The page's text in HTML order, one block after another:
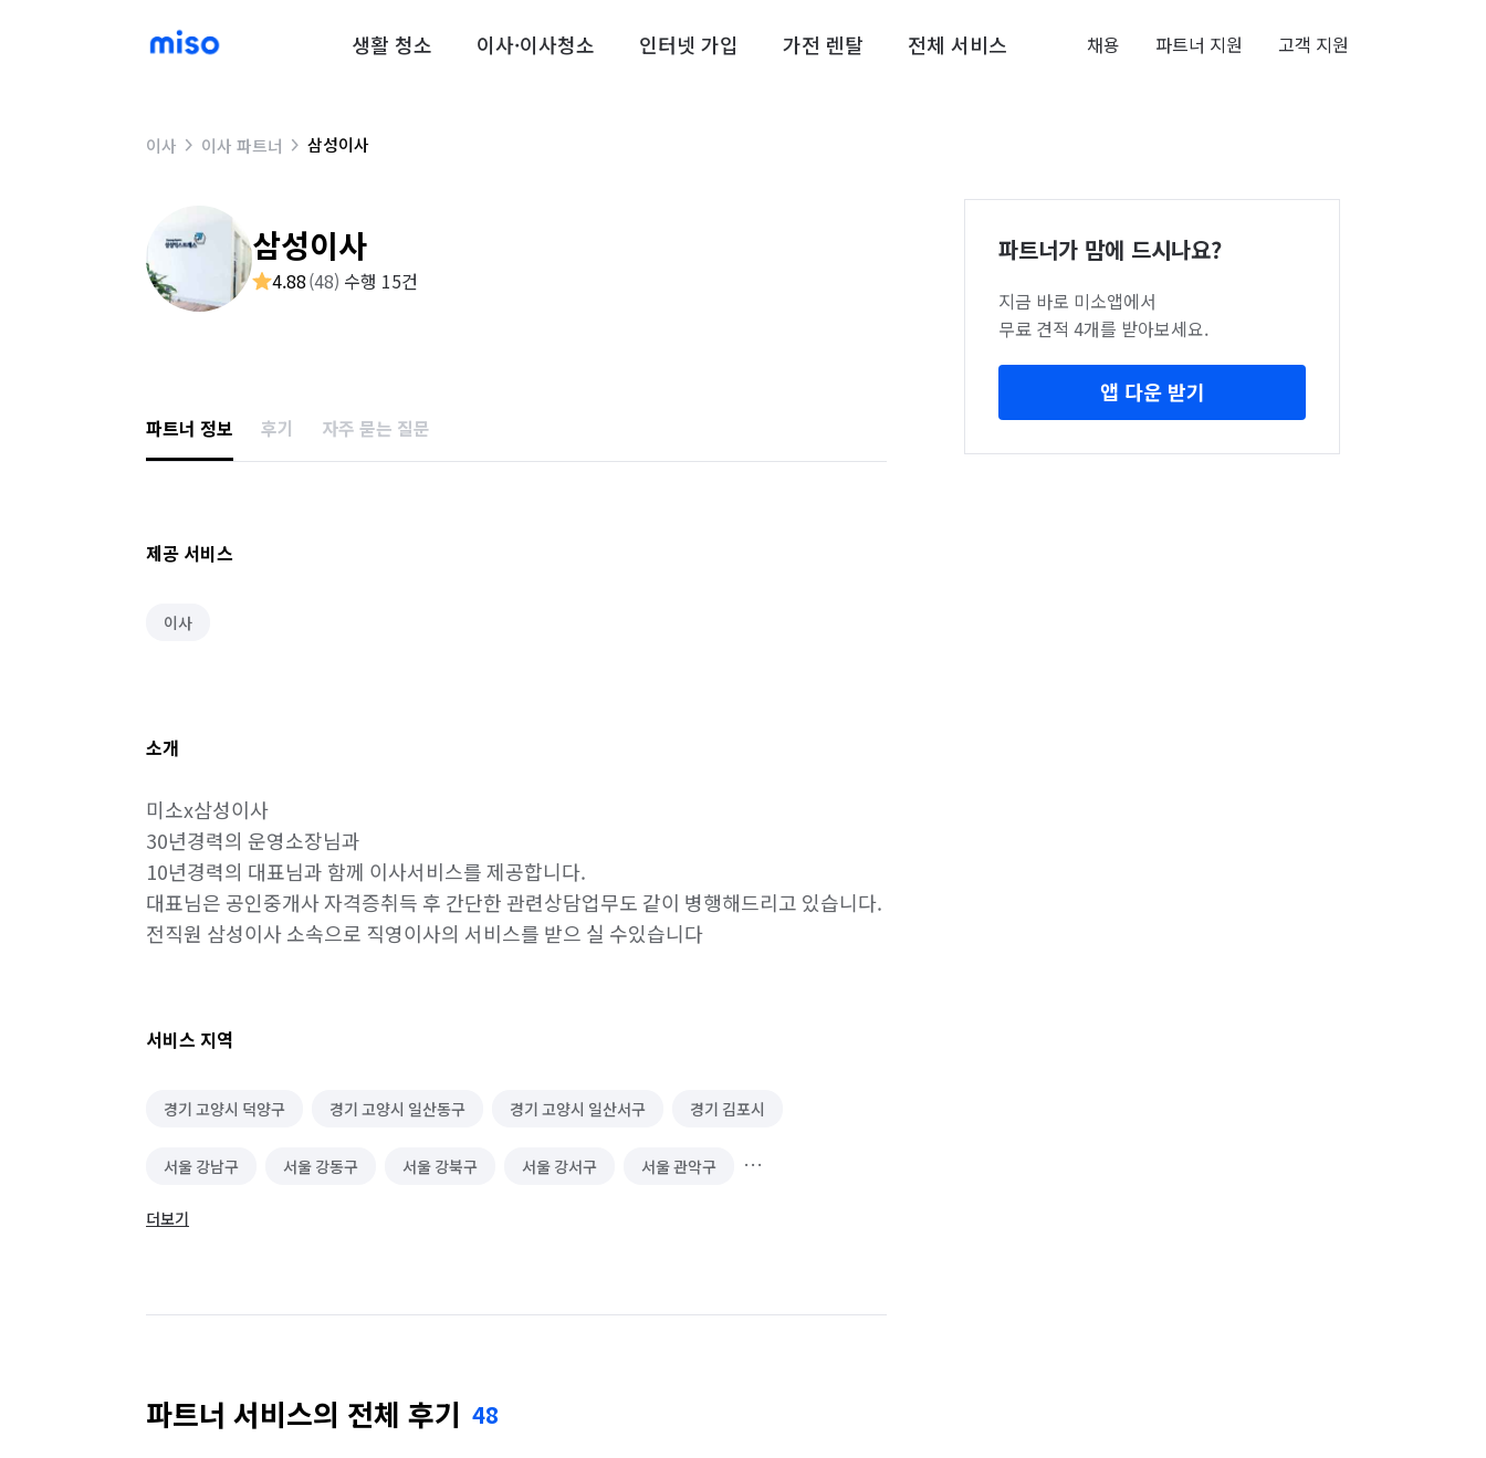
생활 청소 이사·이사청소 인터넷 가입 가전 렌탈 전체 서비스 채용 파트너 지원 고객 지원
이사 이사 파트너 삼성이사
삼성이사
4.88(48) 수행 15건
파트너 정보 후기 자주 묻는 질문
제공 서비스
이사
소개
미소x삼성이사
30년경력의 운영소장님과
10년경력의 대표님과 함께 이사서비스를 제공합니다.
대표님은 공인중개사 자격증취득 후 간단한 관련상담업무도 같이 병행해드리고 있습니다.
서비스 지역
경기 고양시 덕양구 경기 고양시 일산동구 경기 고양시 일산서구 경기 김포시
서울 강남구 서울 강동구 서울 강북구 서울 강서구 서울 관악구
서울 광진구
서울 용산구 서울 은평구 서울 종로구
더보기
파트너 서비스의 전체 후기 48
파트너가 맘에 드시나요?
지금 바로 미소앱에서
무료 견적 4개를 받아보세요.
앱 다운 받기